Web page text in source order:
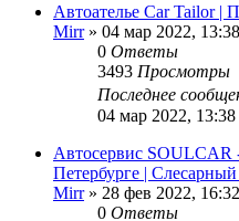
Автоателье Car Tailor |
Mirr» 04 мар 2022, 13:38
0 Ответы
3493 Просмотры
Последнее
04 мар 2022, 13:38
Автосервис
Петербурге |
Mirr» 28 фев 2022, 16:32
0 Ответы